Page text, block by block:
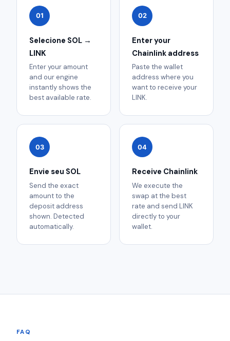
01
Selecione SOL →
LINK
Enter your amount
and our engine
instantly shows the
best available rate.
02
Enter your
Chainlink address
Paste the wallet
address where you
want to receive your
LINK.
03
Envie seu SOL
Send the exact
amount to the
deposit address
shown. Detected
automatically.
04
Receive Chainlink
We execute the
swap at the best
rate and send LINK
directly to your
wallet.
FAQ